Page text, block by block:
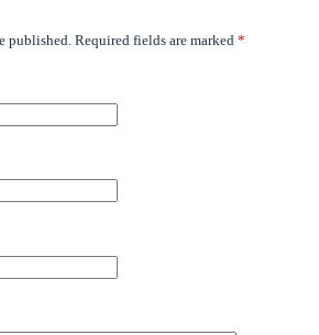
published. Required fields are marked *